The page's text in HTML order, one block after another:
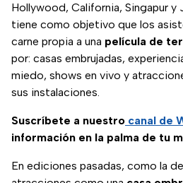
Hollywood, California, Singapur y
tiene como objetivo que los
carne propia a una película de
por: casas embrujadas,
miedo, shows en vivo y
sus instalaciones.
Suscríbete a nuestro canal de
información en la palma de tu
En ediciones pasadas, como la